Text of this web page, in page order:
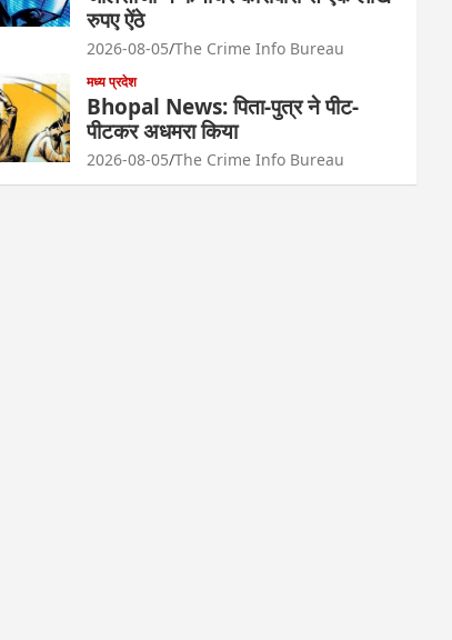
रुपए ऐंठे
2026-08-05 The Crime Info Bureau
मध्य प्रदेश
Bhopal News: पिता-पुत्र ने पीट-
पीटकर अधमरा किया
2026-08-05 The Crime Info Bureau